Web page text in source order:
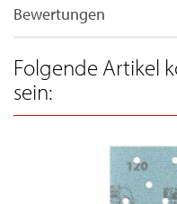
Bewertungen
Folgende Artikel
sein: